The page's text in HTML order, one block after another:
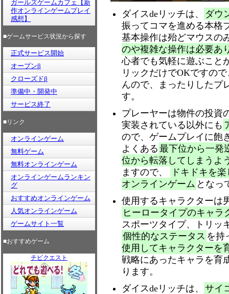
ガールズゲームカフェ【新
作オンラインゲームプレイ
感想】
■ゲームサービス状況から探す
正式サービス開始
オープンβ
クローズドβ
準備中・開発中
サービス終了
■リンク
オンラインゲーム
無料ゲーム
無料オンラインゲーム
オンラインゲームランキン
グ
おすすめオンラインゲーム
人気オンラインゲーム
ゲームサイト一覧
■おすすめゲーム
チビクエスト
ダイスdeリッチは、
ダウ
振ってコマを進める本格
基本操作は殆どマウスの
のや複雑な操作は必要あ
心者でも気軽に遊ぶこと
リックだけでOKですの
んので、まったりしたプ
す。
プレーヤーは物件の投資
実装されている以外にも
ので、ゲームプレイに飽
よくある 最下位から一発
位から転落してしまうよ
ますので、
ドキドキを
オンラインゲーム となっ
使用するキャラクターは
ヒーロータイプのキャラ
スポーツタイプ、トリッ
個性的なステータス を持
使用してキャラクターを
戦略にあったキャラを育
ります。
ダイスdeリッチは、 サイ